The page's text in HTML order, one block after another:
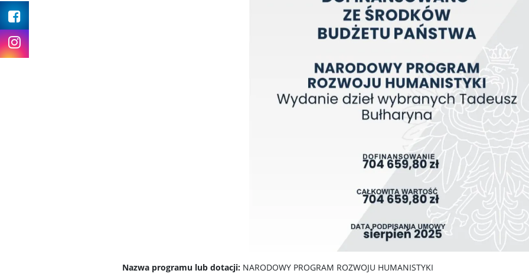
Nazwa programu lub dotacji: NARODOWY PROGRAM ROZWOJU HUMANISTYKI
Instagram